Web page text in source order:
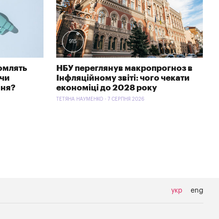
915
НБУ переглянув макропрогноз в
Інфляційному звіті: чого чекати
економіці до 2028 року
ТЕТЯНА НАУМЕНКО - 7 СЕРПНЯ 2026
укр eng